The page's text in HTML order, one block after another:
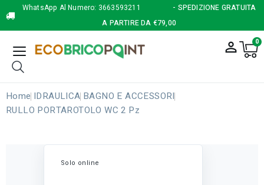
WhatsApp Al Numero: 3663593211
- SPEDIZIONE GRATUITA
A PARTIRE DA €79,00
person_outline 0
Home IDRAULICA BAGNO E ACCESSORI
RULLO PORTAROTOLO WC 2 Pz
Solo online